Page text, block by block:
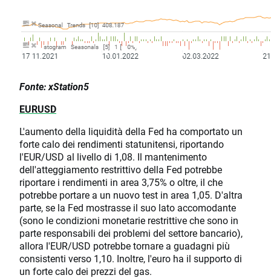
Fonte: xStation5
EURUSD
L'aumento della liquidità della Fed ha comportato un
forte calo dei rendimenti statunitensi, riportando
l'EUR/USD al livello di 1,08. Il mantenimento
dell'atteggiamento restrittivo della Fed potrebbe
riportare i rendimenti in area 3,75% o oltre, il che
potrebbe portare a un nuovo test in area 1,05. D'altra
parte, se la Fed mostrasse il suo lato accomodante
(sono le condizioni monetarie restrittive che sono in
parte responsabili dei problemi del settore bancario),
allora l'EUR/USD potrebbe tornare a guadagni più
consistenti verso 1,10. Inoltre, l'euro ha il supporto di
un forte calo dei prezzi del gas.